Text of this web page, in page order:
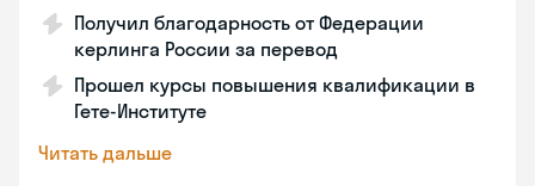
Получил благодарность от Федерации
керлинга России за перевод
Прошел курсы повышения квалификации в
Гете-Институте
Читать дальше